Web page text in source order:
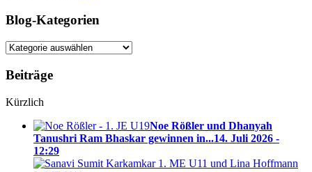
Blog-Kategorien
Blog-
Beiträge
Kürzlich
Noe Rößler und Dhanyah
Tanushri Ram Bhaskar gewinnen in...14. Juli 2026 -
12:29